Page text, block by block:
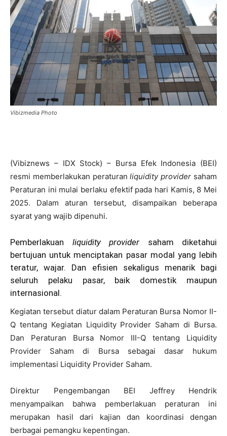
Vibizmedia Photo
(Vibiznews – IDX Stock) – Bursa Efek Indonesia (BEI)
resmi memberlakukan peraturanliquidity provider saham
Peraturan ini mulai berlaku efektif pada hari Kamis, 8 Mei
2025. Dalam aturan tersebut, disampaikan beberapa
syarat yang wajib dipenuhi.
Pemberlakuan liquidity provider saham diketahui
bertujuan untuk menciptakan pasar modal yang lebih
teratur, wajar. Dan efisien sekaligus menarik bagi
seluruh pelaku pasar, baik domestik maupun
internasional.
Kegiatan tersebut diatur dalam Peraturan Bursa Nomor II-
Q tentang Kegiatan Liquidity Provider Saham di Bursa.
Dan Peraturan Bursa Nomor III-Q tentang Liquidity
Provider Saham di Bursa sebagai dasar hukum
implementasi Liquidity Provider Saham.
Direktur Pengembangan BEI Jeffrey Hendrik
menyampaikan bahwa pemberlakuan peraturan ini
merupakan hasil dari kajian dan koordinasi dengan
berbagai pemangku kepentingan.